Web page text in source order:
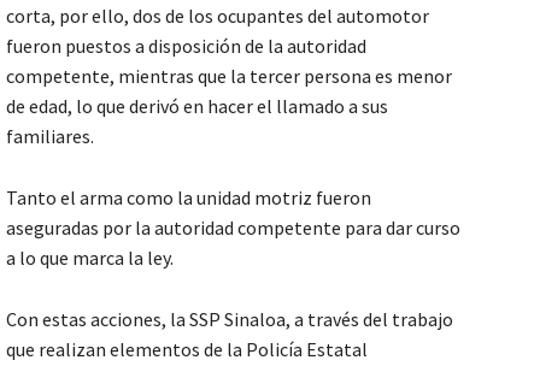
corta, por ello, dos de los ocupantes del automotor
fueron puestos a disposición de la autoridad
competente, mientras que la tercer persona es menor
de edad, lo que derivó en hacer el llamado a sus
familiares.
Tanto el arma como la unidad motriz fueron
aseguradas por la autoridad competente para dar curso
a lo que marca la ley.
Con estas acciones, la SSP Sinaloa, a través del trabajo
que realizan elementos de la Policía Estatal